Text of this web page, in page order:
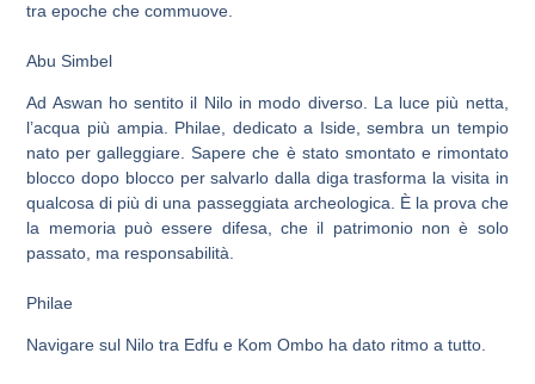
tra epoche che commuove.
Abu Simbel
Ad Aswan ho sentito il Nilo in modo diverso. La luce più netta,
l’acqua più ampia. Philae, dedicato a Iside, sembra un tempio
nato per galleggiare. Sapere che è stato smontato e rimontato
blocco dopo blocco per salvarlo dalla diga trasforma la visita in
qualcosa di più di una passeggiata archeologica. È la prova che
la memoria può essere difesa, che il patrimonio non è solo
passato, ma responsabilità.
Philae
Navigare sul Nilo tra Edfu e Kom Ombo ha dato ritmo a tutto.